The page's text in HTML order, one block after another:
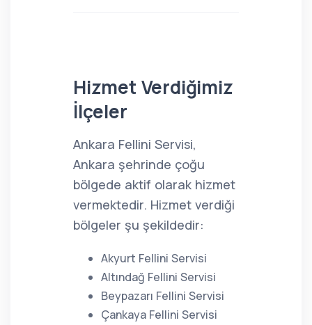
Hizmet Verdiğimiz
İlçeler
Ankara Fellini Servisi,
Ankara şehrinde çoğu
bölgede aktif olarak hizmet
vermektedir. Hizmet verdiği
bölgeler şu şekildedir:
Akyurt Fellini Servisi
Altındağ Fellini Servisi
Beypazarı Fellini Servisi
Çankaya Fellini Servisi